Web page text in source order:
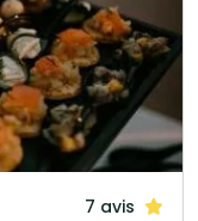
7 avis